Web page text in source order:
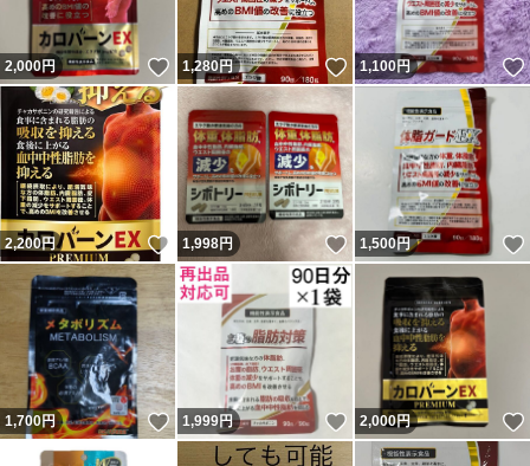
2,000円 いいね！
1,280円 いいね！
1,100円
2,200円 いいね！
1,998円 いいね！
1,500円
1,700円 いいね！
1,999円 いいね！
2,000円